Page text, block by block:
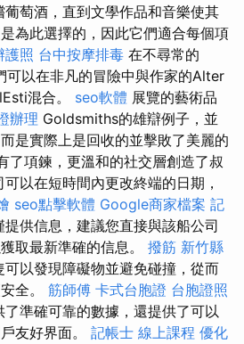
葡萄酒，直到文學作品和音樂使其
為此選擇的，因此它們適合每個項
護照 台中按摩排毒 在不尋常的
以在非凡的冒險中與作家的Alter
混合。 seo軟體 展覽的藝術品
辦理 Goldsmiths的雄辯例子，並
是實際上是回收的並擊敗了美麗的
了項鍊，更溫和的社交層創造了叔
以在短時間內更改終端的日期，
seo點擊軟體 Google商家檔案 記
提供信息，建議您直接與該船公司
取最新準確的信息。 撥筋 新竹縣
可以發現障礙物並避免碰撞，從而
全。 筋師傅 卡式台胞證 台胞證照
準確可靠的數據，還提供了可以
友好界面。 記帳士 線上課程 優化